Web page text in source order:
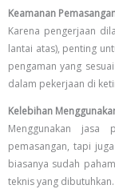
Keamanan
Karena pengerjaan
lantai atas), penting
pengaman yang
dalam pekerjaan di
Kelebihan
Menggunakan jasa
pemasangan, tapi
biasanya sudah
teknis yang dibutuhkan.